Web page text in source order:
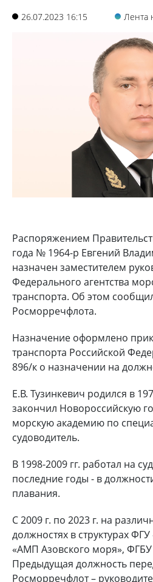
26.07.2023 16:15 Лента
Распоряжением
года № 1964-р Евгений
назначен заместителем
Федерального агентства
транспорта. Об этом
Росморречфлота.
Назначение оформлено
транспорта Российской
896/к о назначении на
Е.В. Тузинкевич родился в
закончил Новороссийскую
морскую академию по
судоводитель.
В 1998-2009 гг. работал на
последние годы - в
плавания.
С 2009 г. по 2023 г. на
должностях в структурах
«АМП Азовского моря»,
Предыдущая должность
Росморречфлот –